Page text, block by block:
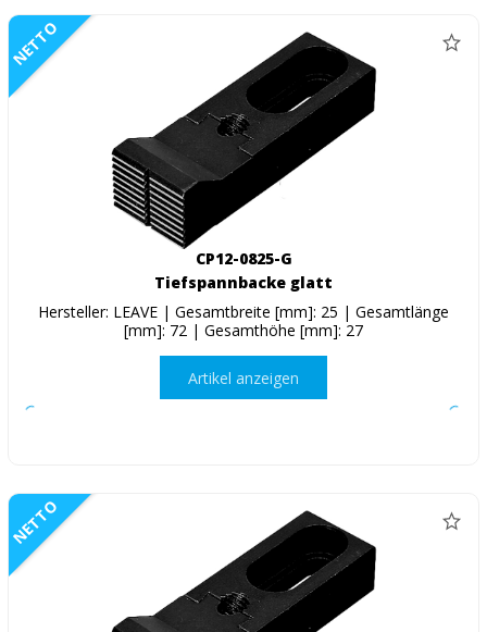
NETTO
CP12-0825-G
Tiefspannbacke glatt
Hersteller: LEAVE | Gesamtbreite [mm]: 25 | Gesamtlänge
[mm]: 72 | Gesamthöhe [mm]: 27
Artikel anzeigen
NETTO